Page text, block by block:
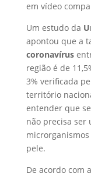
em vídeo
Um estudo da
apontou que a
coronavírus
região é de
3% verificada
território
entender que
não precisa ser
pele.
De acordo com